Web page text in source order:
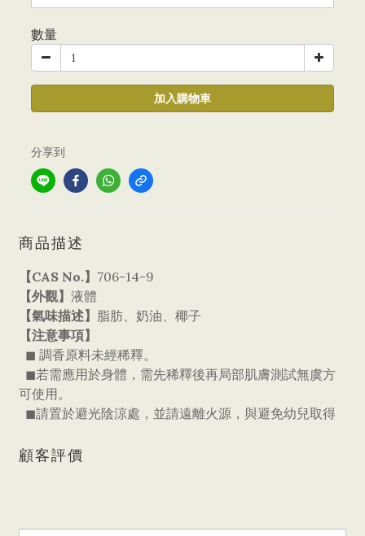
數量
加入購物車
分享到
商品描述
【CAS No.】 706-14-9
【外觀】 液體
【氣味描述】 脂肪、奶油、椰子
【注意事項】
◼ 調香原料未經稀釋。
◼若需應用於身體，需先稀釋後再局部肌膚測試無虞方
可使用。
◼請置於避光陰涼處，並請遠離火源，與避免幼兒取得
顧客評價